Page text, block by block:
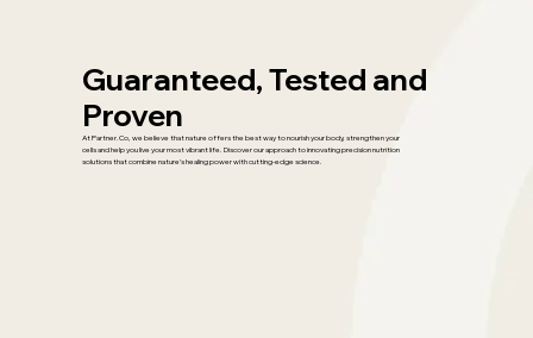
Guaranteed, Tested and
Proven
At Partner.Co, we believe that nature offers the best way to nourish your body, strengthen your
cells and help you live your most vibrant life. Discover our approach to innovating precision nutrition
solutions that combine nature’s healing power with cutting-edge science.